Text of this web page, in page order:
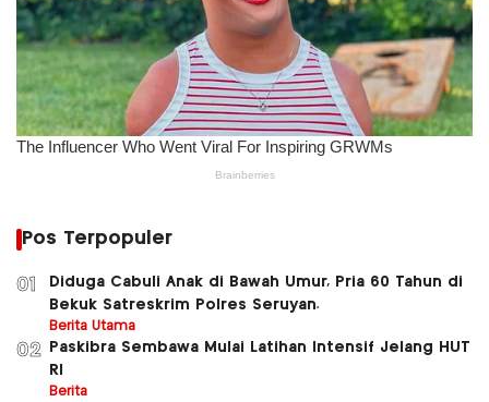
Pos Terpopuler
01
Diduga Cabuli Anak di Bawah Umur, Pria 60 Tahun di
Bekuk Satreskrim Polres Seruyan.
Berita Utama
02
Paskibra Sembawa Mulai Latihan Intensif Jelang HUT
RI
Berita